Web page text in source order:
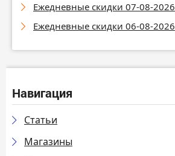
Ежедневные скидки 07-08-2026
Ежедневные скидки 06-08-2026
Навигация
Статьи
Магазины